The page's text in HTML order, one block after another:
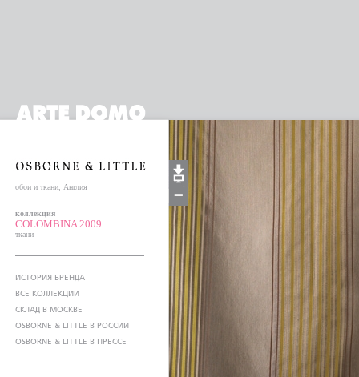
обои и ткани, Англия
коллекция
COLOMBINA 2009
ткани
ИСТОРИЯ БРЕНДА
ВСЕ КОЛЛЕКЦИИ
СКЛАД В МОСКВЕ
OSBORNE & LITTLE В РОССИИ
OSBORNE & LITTLE В ПРЕССЕ